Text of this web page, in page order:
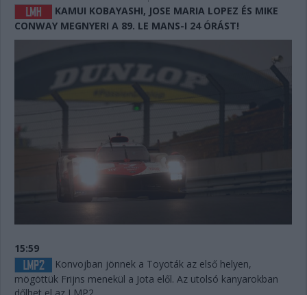
KAMUI KOBAYASHI, JOSE MARIA LOPEZ ÉS MIKE
CONWAY MEGNYERI A 89. LE MANS-I 24 ÓRÁST!
15:59
Konvojban jönnek a Toyoták az első helyen,
mögöttük Frijns menekül a Jota elől. Az utolsó kanyarokban